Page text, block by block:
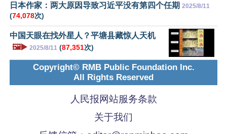
日本作家：两大原因导致习近平没有第四个任期 2025/8/11
(74,078次)
中国天眼在找外星人？平塘县藏惊人天机
🖼️▶️ 2025/8/11 (87,351次)
Copyright© RMB Public Foundation Inc.
All Rights Reserved
人民报网站服务条款
关于我们